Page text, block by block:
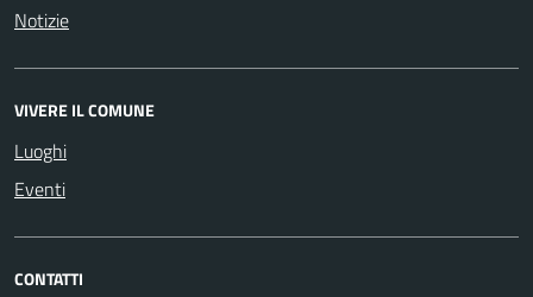
Notizie
VIVERE IL COMUNE
Luoghi
Eventi
CONTATTI